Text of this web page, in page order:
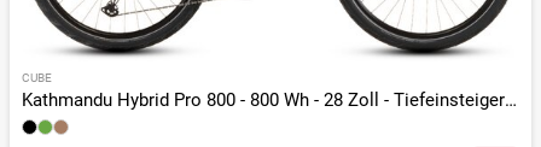
CUBE
Kathmandu Hybrid Pro 800 - 800 Wh - 28 Zoll - Tiefeinsteiger - 2026